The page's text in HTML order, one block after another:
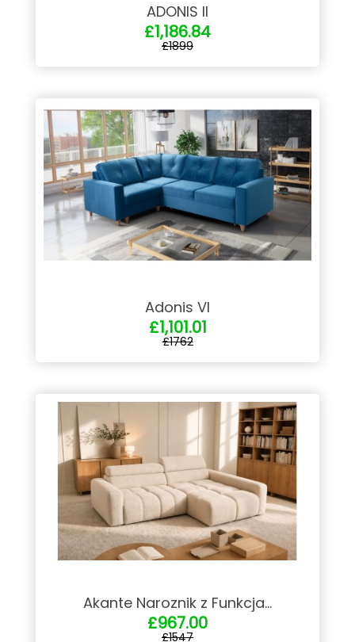
ADONIS II
£1,186.84
£1899
Adonis VI
£1,101.01
£1762
Akante Naroznik z Funkcja...
£967.00
£1547